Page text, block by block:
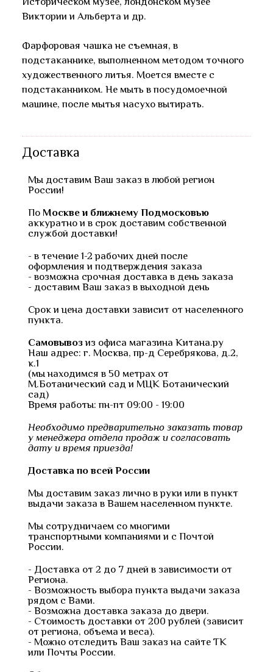
Виктории и Альберта и др.
Фарфоровая чашка не съемная, в
подстаканнике, выполненном методом точного
художественного литья. Моется вместе с
подстаканником. Не мыть в посудомоечной
машине, после мытья насухо вытирать.
Доставка
Мы доставим Ваш заказ в любой регион
России!
По Москве и ближнему Подмосковью
аккуратно и в срок доставим собственной
службой доставки!
- в течение 1-2 рабочих дней после
оформления и подтверждения заказа
- возможна срочная доставка в день заказа
- доставим Ваш заказ в выходной день
Срок и цена доставки зависит от населенного
пункта.
Самовывозиз офиса магазина Китана.ру
Наш адрес: г. Москва, пр-д Серебрякова, д.2,
к.1
(мы находимся в 50 метрах от
М.Ботанический сад и МЦК Ботанический
сад)
Время работы: пн-пт 09:00 - 19:00
Необходимо предварительно заказать товар
у менеджера отдела продаж и согласовать
дату и время приезда!
Доставка по всей России
Мы доставим заказ лично в руки или в пункт
выдачи заказа в Вашем населенном пункте.
Мы сотрудничаем со многими
транспортными компаниями и с Почтой
России.
- Доставка от 2 до 7 дней в зависимости от
Региона.
- Возможность выбора пункта выдачи заказа
рядом с Вами.
- Возможна доставка заказа до двери.
- Стоимость доставки от 200 рублей (зависит
от региона, объема и веса).
- Можно отследить Ваш заказ на сайте ТК
или Почты России.